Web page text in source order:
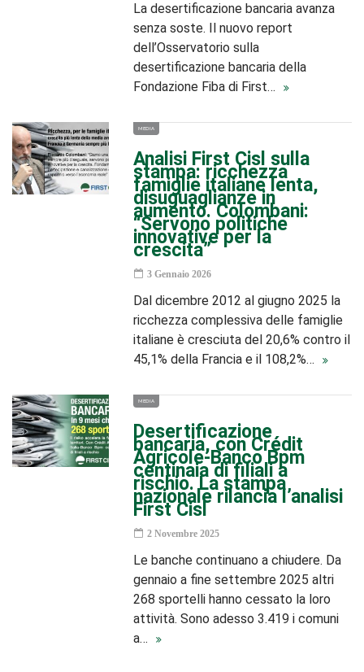
La desertificazione bancaria avanza
senza soste. Il nuovo report
dell’Osservatorio sulla
desertificazione bancaria della
Fondazione Fiba di First…
MEDIA
Analisi First Cisl sulla
stampa: ricchezza
famiglie italiane lenta,
disuguaglianze in
aumento. Colombani:
“Servono politiche
innovative per la
crescita”
3 Gennaio 2026
Dal dicembre 2012 al giugno 2025 la
ricchezza complessiva delle famiglie
italiane è cresciuta del 20,6% contro il
45,1% della Francia e il 108,2%…
MEDIA
Desertificazione
bancaria, con Crédit
Agricole-Banco Bpm
centinaia di filiali a
rischio. La stampa
nazionale rilancia l’analisi
First Cisl
2 Novembre 2025
Le banche continuano a chiudere. Da
gennaio a fine settembre 2025 altri
268 sportelli hanno cessato la loro
attività. Sono adesso 3.419 i comuni
a…